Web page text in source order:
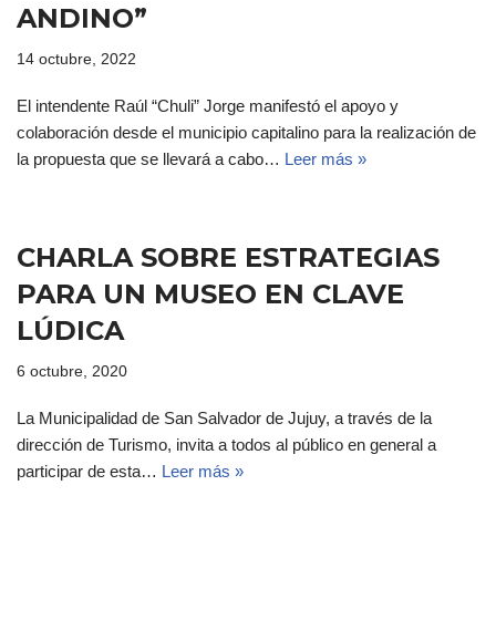
ANDINO”
14 octubre, 2022
El intendente Raúl “Chuli” Jorge manifestó el apoyo y
colaboración desde el municipio capitalino para la realización de
la propuesta que se llevará a cabo… Leer más »
CHARLA SOBRE ESTRATEGIAS
PARA UN MUSEO EN CLAVE
LÚDICA
6 octubre, 2020
La Municipalidad de San Salvador de Jujuy, a través de la
dirección de Turismo, invita a todos al público en general a
participar de esta… Leer más »